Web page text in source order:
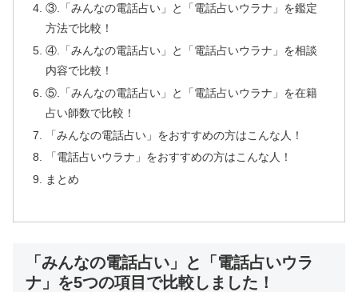
③.「みんなの電話占い」と「電話占いウラナ」を鑑定
方法で比較！
④.「みんなの電話占い」と「電話占いウラナ」を相談
内容で比較！
⑤.「みんなの電話占い」と「電話占いウラナ」を在籍
占い師数で比較！
「みんなの電話占い」をおすすめの方はこんな人！
「電話占いウラナ」をおすすめの方はこんな人！
まとめ
「みんなの電話占い」と「電話占いウラ
ナ」を5つの項目で比較しました！